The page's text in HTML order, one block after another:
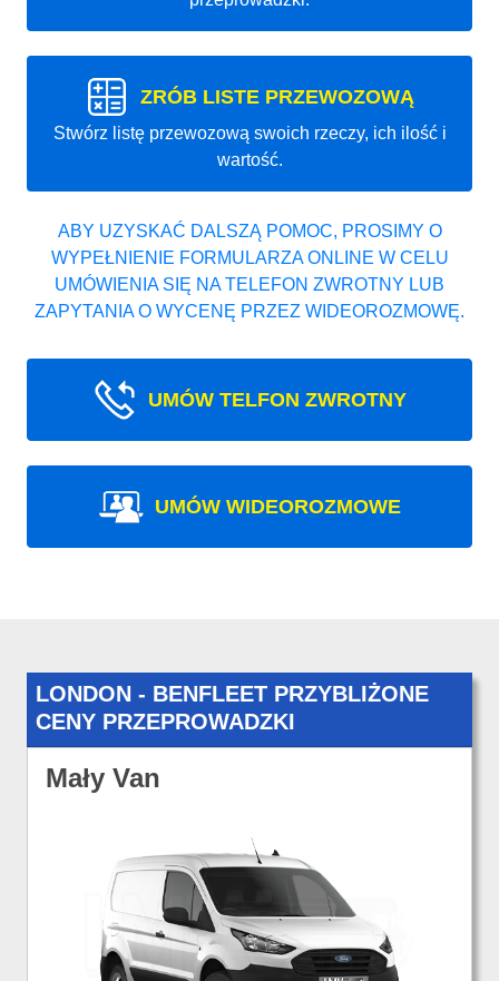
ZRÓB LISTE PRZEWOZOWĄ
Stwórz listę przewozową swoich rzeczy, ich ilość i
wartość.
ABY UZYSKAĆ DALSZĄ POMOC, PROSIMY O
WYPEŁNIENIE FORMULARZA ONLINE W CELU
UMÓWIENIA SIĘ NA TELEFON ZWROTNY LUB
ZAPYTANIA O WYCENĘ PRZEZ WIDEOROZMOWĘ.
UMÓW TELFON ZWROTNY
UMÓW WIDEOROZMOWE
LONDON - BENFLEET PRZYBLIŻONE
CENY PRZEPROWADZKI
Mały Van